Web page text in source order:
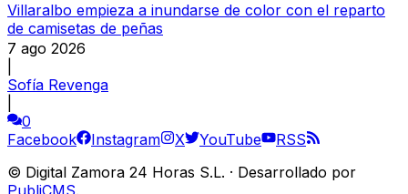
Villaralbo empieza a inundarse de color con el reparto
de camisetas de peñas
7 ago 2026
Sofía Revenga
0
Facebook
Instagram X YouTube
RSS
© Digital Zamora 24 Horas S.L. · Desarrollado por